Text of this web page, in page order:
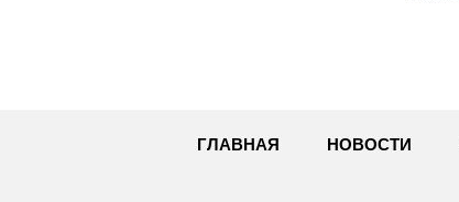
ГЛАВНАЯ НОВОСТИ